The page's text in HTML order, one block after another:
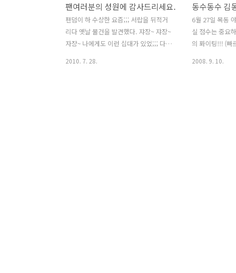
팬여러분의 성원에 감사드리세요.
팬덤이 하 수상한 요즘;;; 서랍을 뒤적거
리다 옛날 물건을 발견했다. 쟈장~ 쟈장~
자쟝~ 나에게도 이런 십대가 있었;;; 다규!
2010. 7. 28.
동수동수 김
6월 27일 목동
실 점수는 중요
의 퐈이팅!!! (빠
2008. 9. 10.